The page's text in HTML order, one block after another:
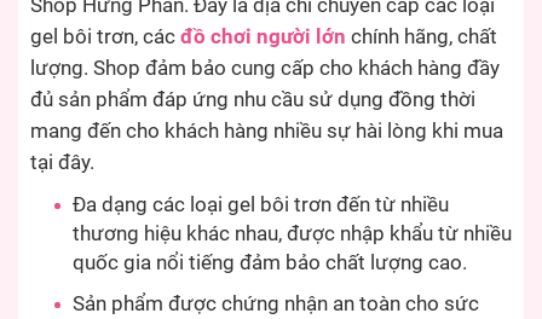
Shop Hưng Phấn. Đây là địa chỉ chuyên cấp các loại
gel bôi trơn, các đồ chơi người lớn chính hãng, chất
lượng. Shop đảm bảo cung cấp cho khách hàng đầy
đủ sản phẩm đáp ứng nhu cầu sử dụng đồng thời
mang đến cho khách hàng nhiều sự hài lòng khi mua
tại đây.
Đa dạng các loại gel bôi trơn đến từ nhiều
thương hiệu khác nhau, được nhập khẩu từ nhiều
quốc gia nổi tiếng đảm bảo chất lượng cao.
Sản phẩm được chứng nhận an toàn cho sức